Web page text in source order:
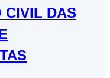
CIVIL DAS